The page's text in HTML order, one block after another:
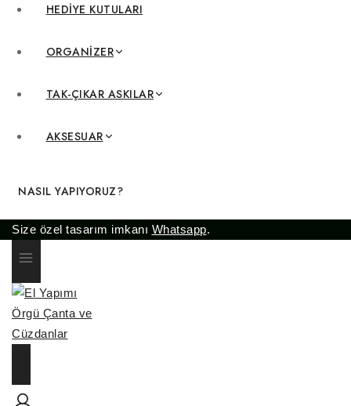
HEDIYE KUTULARI
ORGANIZER
TAK-ÇIKAR ASKILAR
AKSESUAR
NASIL YAPIYORUZ?
Size özel tasarım imkanı Whatsapp.